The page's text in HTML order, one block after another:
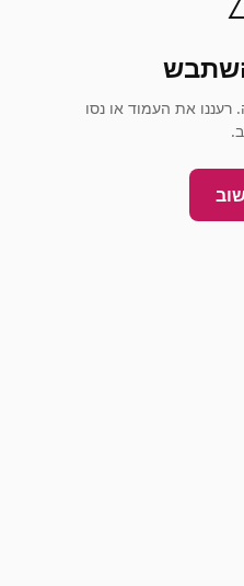
רעננו את העמוד או נסו